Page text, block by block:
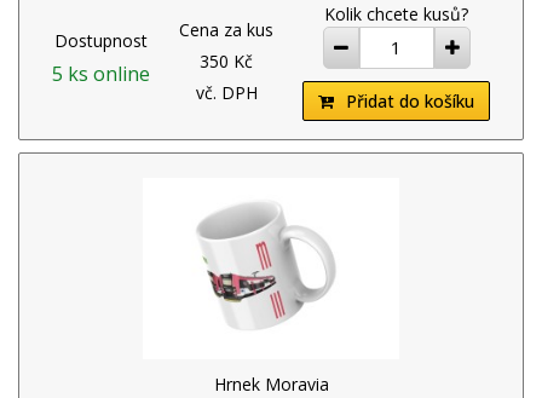
Dostupnost
5 ks online
Cena za kus
350 Kč
vč. DPH
Kolik chcete kusů?
ubrat přidat
Přidat do košíku
Hrnek Moravia